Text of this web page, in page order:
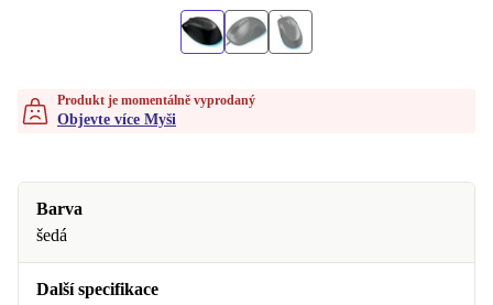
Produkt je momentálně vyprodaný
Objevte více Myši
Barva
šedá
Další specifikace